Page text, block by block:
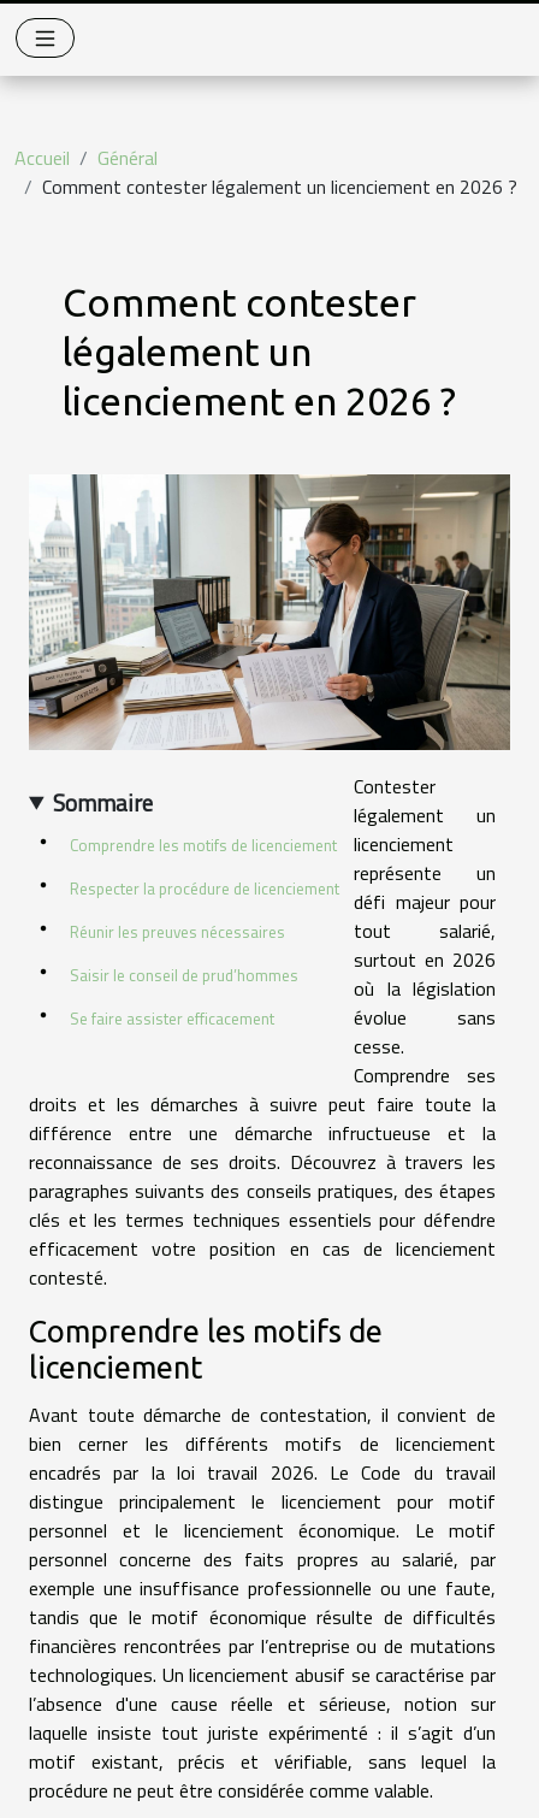
Accueil
Général
Comment contester légalement un licenciement en 2026 ?
Comment contester
légalement un
licenciement en 2026 ?
Sommaire
Comprendre les motifs de licenciement
Respecter la procédure de licenciement
Réunir les preuves nécessaires
Saisir le conseil de prud’hommes
Se faire assister efficacement
Contester
légalement un
licenciement
représente un
défi majeur pour
tout salarié,
surtout en 2026
où la législation
évolue sans
cesse.
Comprendre ses
droits et les démarches à suivre peut faire toute la
différence entre une démarche infructueuse et la
reconnaissance de ses droits. Découvrez à travers les
paragraphes suivants des conseils pratiques, des étapes
clés et les termes techniques essentiels pour défendre
efficacement votre position en cas de licenciement
contesté.
Comprendre les motifs de
licenciement
Avant toute démarche de contestation, il convient de
bien cerner les différents motifs de licenciement
encadrés par la loi travail 2026. Le Code du travail
distingue principalement le licenciement pour motif
personnel et le licenciement économique. Le motif
personnel concerne des faits propres au salarié, par
exemple une insuffisance professionnelle ou une faute,
tandis que le motif économique résulte de difficultés
financières rencontrées par l’entreprise ou de mutations
technologiques. Un licenciement abusif se caractérise par
l’absence d'une cause réelle et sérieuse, notion sur
laquelle insiste tout juriste expérimenté : il s’agit d’un
motif existant, précis et vérifiable, sans lequel la
procédure ne peut être considérée comme valable.